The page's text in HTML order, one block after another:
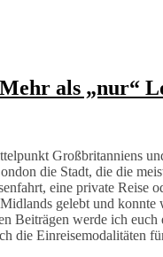
als „nur“
Großbritanniens
die Stadt, die die
eine private Reise
gelebt und
Beiträgen werde ich
die Einreisemodalitäten